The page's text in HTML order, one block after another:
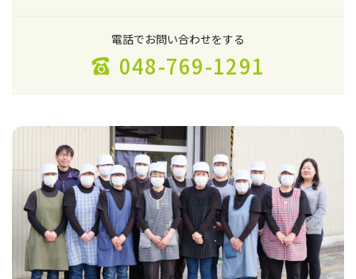
電話でお問い合わせをする
048-769-1291